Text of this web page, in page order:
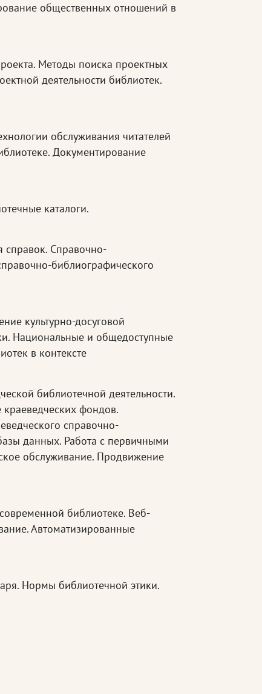
общественных отношений в
Методы поиска проектных
деятельности библиотек.
обслуживания читателей
Документирование
каталоги.
справок. Справочно-
библиографического
культурно-досуговой
Национальные и общедоступные
в контексте
библиотечной деятельности.
фондов.
справочно-
данных. Работа с первичными
обслуживание. Продвижение
библиотеке. Веб-
Автоматизированные
Нормы библиотечной этики.